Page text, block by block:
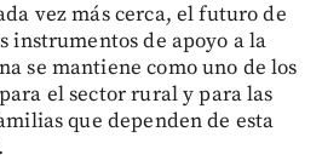
vez más cerca, el futuro de
instrumentos de apoyo a la
se mantiene como uno de los
el sector rural y para las
que dependen de esta